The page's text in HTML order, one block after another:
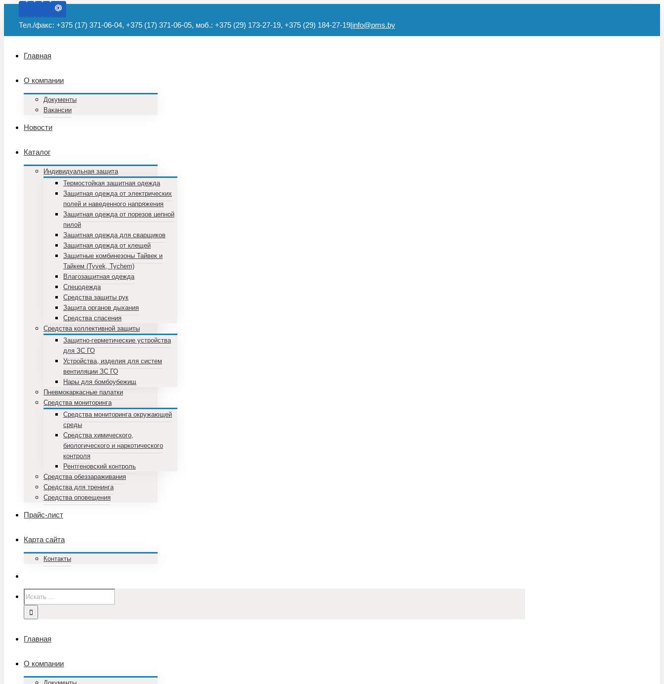
Тел./факс: +375 (17) 371-06-04, +375 (17) 371-06-05, моб.: +375 (29) 173-27-19, +375 (29) 184-27-19|info@pms.by
Главная
О компании
Документы
Вакансии
Новости
Каталог
Индивидуальная защита
Термостойкая защитная одежда
Защитная одежда от электрических
полей и наведенного напряжения
Защитная одежда от порезов цепной
пилой
Защитная одежда для сварщиков
Защитная одежда от клещей
Защитные комбинезоны Тайвек и
Тайкем (Tyvek, Tychem)
Влагозащитная одежда
Спецодежда
Средства защиты рук
Защита органов дыхания
Средства спасения
Средства коллективной защиты
Защитно-герметические устройства
для ЗС ГО
Устройства, изделия для систем
вентиляции ЗС ГО
Нары для бомбоубежищ
Пневмокаркасные палатки
Средства мониторинга
Средства мониторинга окружающей
среды
Средства химического,
биологического и наркотического
контроля
Рентгеновский контроль
Средства обеззараживания
Средства для тренинга
Средства оповещения
Прайс-лист
Карта сайта
Контакты
Главная
О компании